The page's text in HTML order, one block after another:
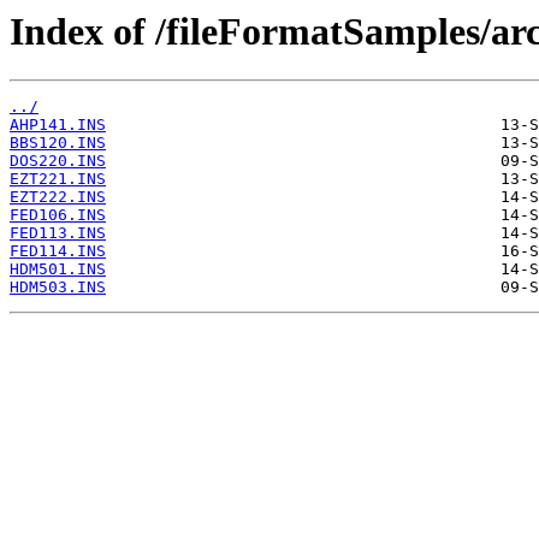
Index of /fileFormatSamples/
../
AHP141.INS
BBS120.INS
DOS220.INS
EZT221.INS
EZT222.INS
FED106.INS
FED113.INS
FED114.INS
HDM501.INS
HDM503.INS